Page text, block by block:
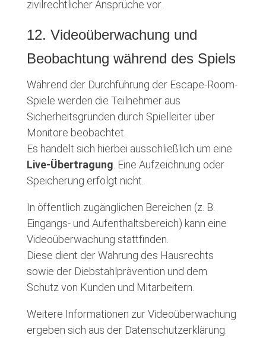
zivilrechtlicher Ansprüche vor.
12. Videoüberwachung und
Beobachtung während des Spiels
Während der Durchführung der Escape-Room-
Spiele werden die Teilnehmer aus
Sicherheitsgründen durch Spielleiter über
Monitore beobachtet.
Es handelt sich hierbei ausschließlich um eine
Live-Übertragung . Eine Aufzeichnung oder
Speicherung erfolgt nicht.
In öffentlich zugänglichen Bereichen (z. B.
Eingangs- und Aufenthaltsbereich) kann eine
Videoüberwachung stattfinden.
Diese dient der Wahrung des Hausrechts
sowie der Diebstahlprävention und dem
Schutz von Kunden und Mitarbeitern.
Weitere Informationen zur Videoüberwachung
ergeben sich aus der Datenschutzerklärung.